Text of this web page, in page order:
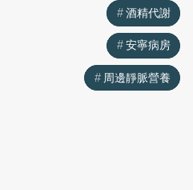
酒精代謝
安寧病房
周邊靜脈營養
酒精代謝
安寧病房
周邊靜脈營養